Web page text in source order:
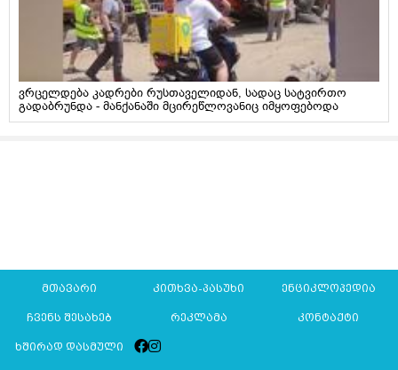
ვრცელდება კადრები რუსთაველიდან, სადაც სატვირთო
გადაბრუნდა - მანქანაში მცირეწლოვანიც იმყოფებოდა
მთავარი კითხვა-პასუხი ენციკლოპედია
ჩვენს შესახებ რეკლამა კონტაქტი
ხშირად დასმული